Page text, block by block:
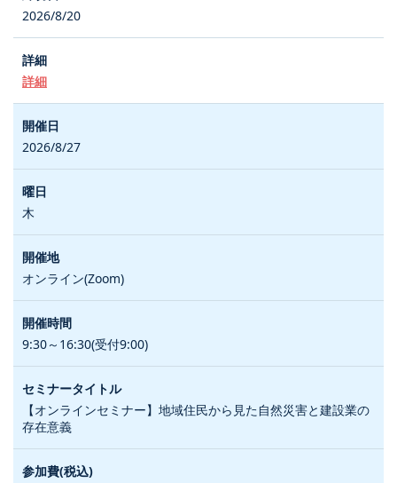
2026/8/20
詳細
2026/8/27
木
オンライン(Zoom)
9:30～16:30(受付9:00)
【オンラインセミナー】地域住民から見た自然災害と建設業の
存在意義